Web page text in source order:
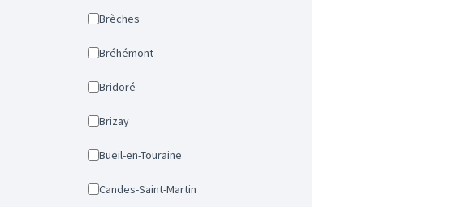
Brèches
Bréhémont
Bridoré
Brizay
Bueil-en-Touraine
Candes-Saint-Martin